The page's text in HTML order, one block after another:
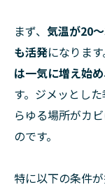
まず、 気温が20
も活発になりま
は一気に増え始
す。ジメッとし
らゆる場所がカ
のです。
特に以下の条件